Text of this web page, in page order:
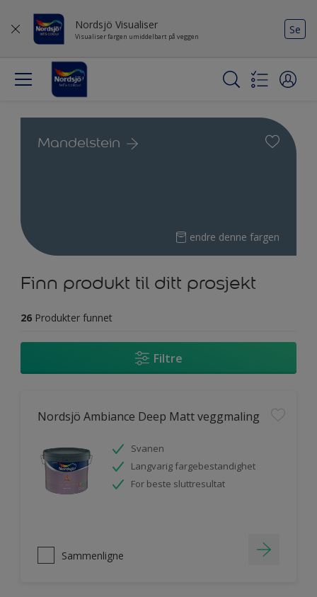
Nordsjö Visualiser
Visualiser fargen umiddelbart på veggen
Se
Mandelstein
endre denne fargen
Finn produkt til ditt prosjekt
26 Produkter funnet
Filtre
Nordsjö Ambiance Deep Matt veggmaling
Svanen
Langvarig fargebestandighet
For beste sluttresultat
Sammenligne